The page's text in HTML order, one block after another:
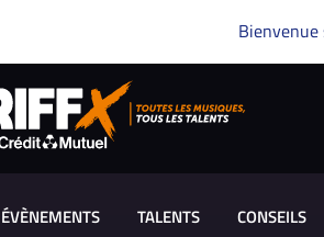
Bienvenue
ÉVÈNEMENTS TALENTS CONSEILS